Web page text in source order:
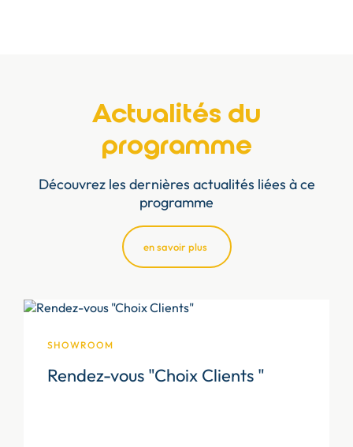
Actualités du
programme
Découvrez les dernières actualités liées à ce
programme
en savoir plus
SHOWROOM
Rendez-vous "Choix Clients "